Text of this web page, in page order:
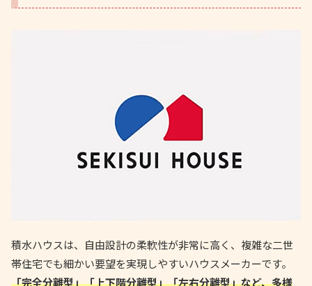
積水ハウスは、自由設計の柔軟性が非常に高く、複雑な二世
帯住宅でも細かい要望を実現しやすいハウスメーカーです。
「完全分離型」「上下階分離型」「左右分離型」など、多様